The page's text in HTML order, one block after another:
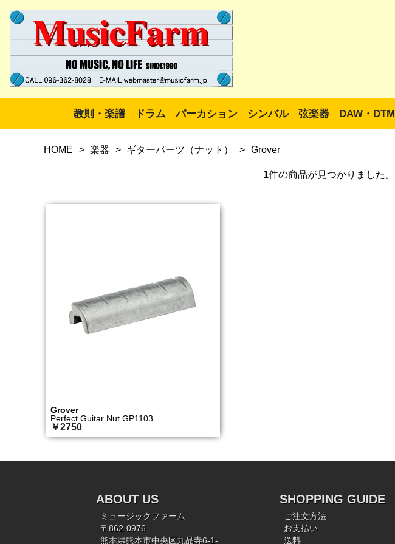
教則・楽譜 ドラム パーカション シンバル 弦楽器 DAW・DTM
HOME > 楽器 > ギターパーツ（ナット） > Grover
1件の商品が見つかりました。
Grover
Perfect Guitar Nut GP1103
￥2750
ABOUT US
ミュージックファーム
〒862-0976
熊本県熊本市中央区九品寺6-1-
SHOPPING GUIDE
ご注文方法
お支払い
送料